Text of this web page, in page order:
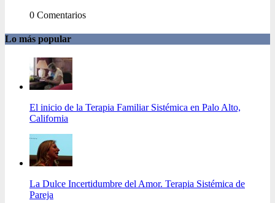
0 Comentarios
Lo más popular
El inicio de la Terapia Familiar Sistémica en Palo Alto,
California
La Dulce Incertidumbre del Amor. Terapia Sistémica de
Pareja